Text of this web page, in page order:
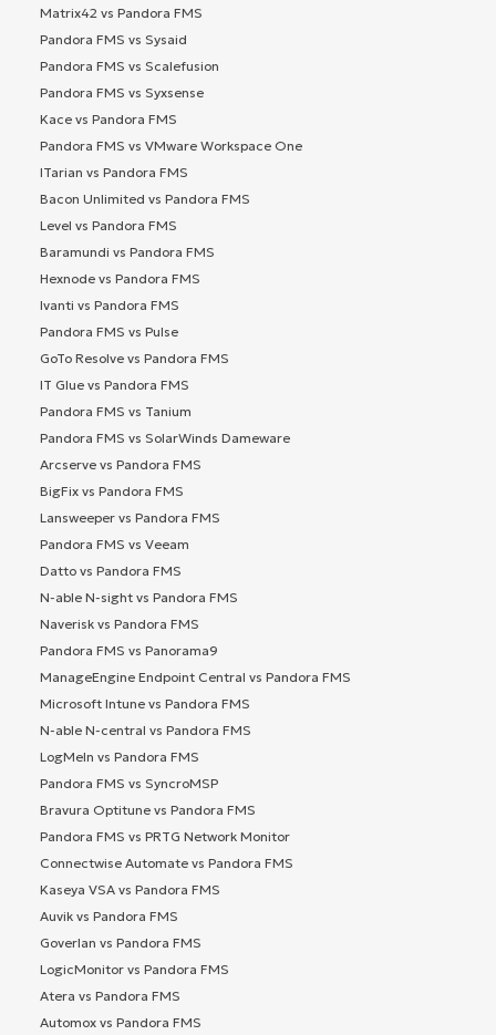
Matrix42 vs Pandora FMS
Pandora FMS vs Sysaid
Pandora FMS vs Scalefusion
Pandora FMS vs Syxsense
Kace vs Pandora FMS
Pandora FMS vs VMware Workspace One
ITarian vs Pandora FMS
Bacon Unlimited vs Pandora FMS
Level vs Pandora FMS
Baramundi vs Pandora FMS
Hexnode vs Pandora FMS
Ivanti vs Pandora FMS
Pandora FMS vs Pulse
GoTo Resolve vs Pandora FMS
IT Glue vs Pandora FMS
Pandora FMS vs Tanium
Pandora FMS vs SolarWinds Dameware
Arcserve vs Pandora FMS
BigFix vs Pandora FMS
Lansweeper vs Pandora FMS
Pandora FMS vs Veeam
Datto vs Pandora FMS
N-able N-sight vs Pandora FMS
Naverisk vs Pandora FMS
Pandora FMS vs Panorama9
ManageEngine Endpoint Central vs Pandora FMS
Microsoft Intune vs Pandora FMS
N-able N-central vs Pandora FMS
LogMeIn vs Pandora FMS
Pandora FMS vs SyncroMSP
Bravura Optitune vs Pandora FMS
Pandora FMS vs PRTG Network Monitor
Connectwise Automate vs Pandora FMS
Kaseya VSA vs Pandora FMS
Auvik vs Pandora FMS
Goverlan vs Pandora FMS
LogicMonitor vs Pandora FMS
Atera vs Pandora FMS
Automox vs Pandora FMS